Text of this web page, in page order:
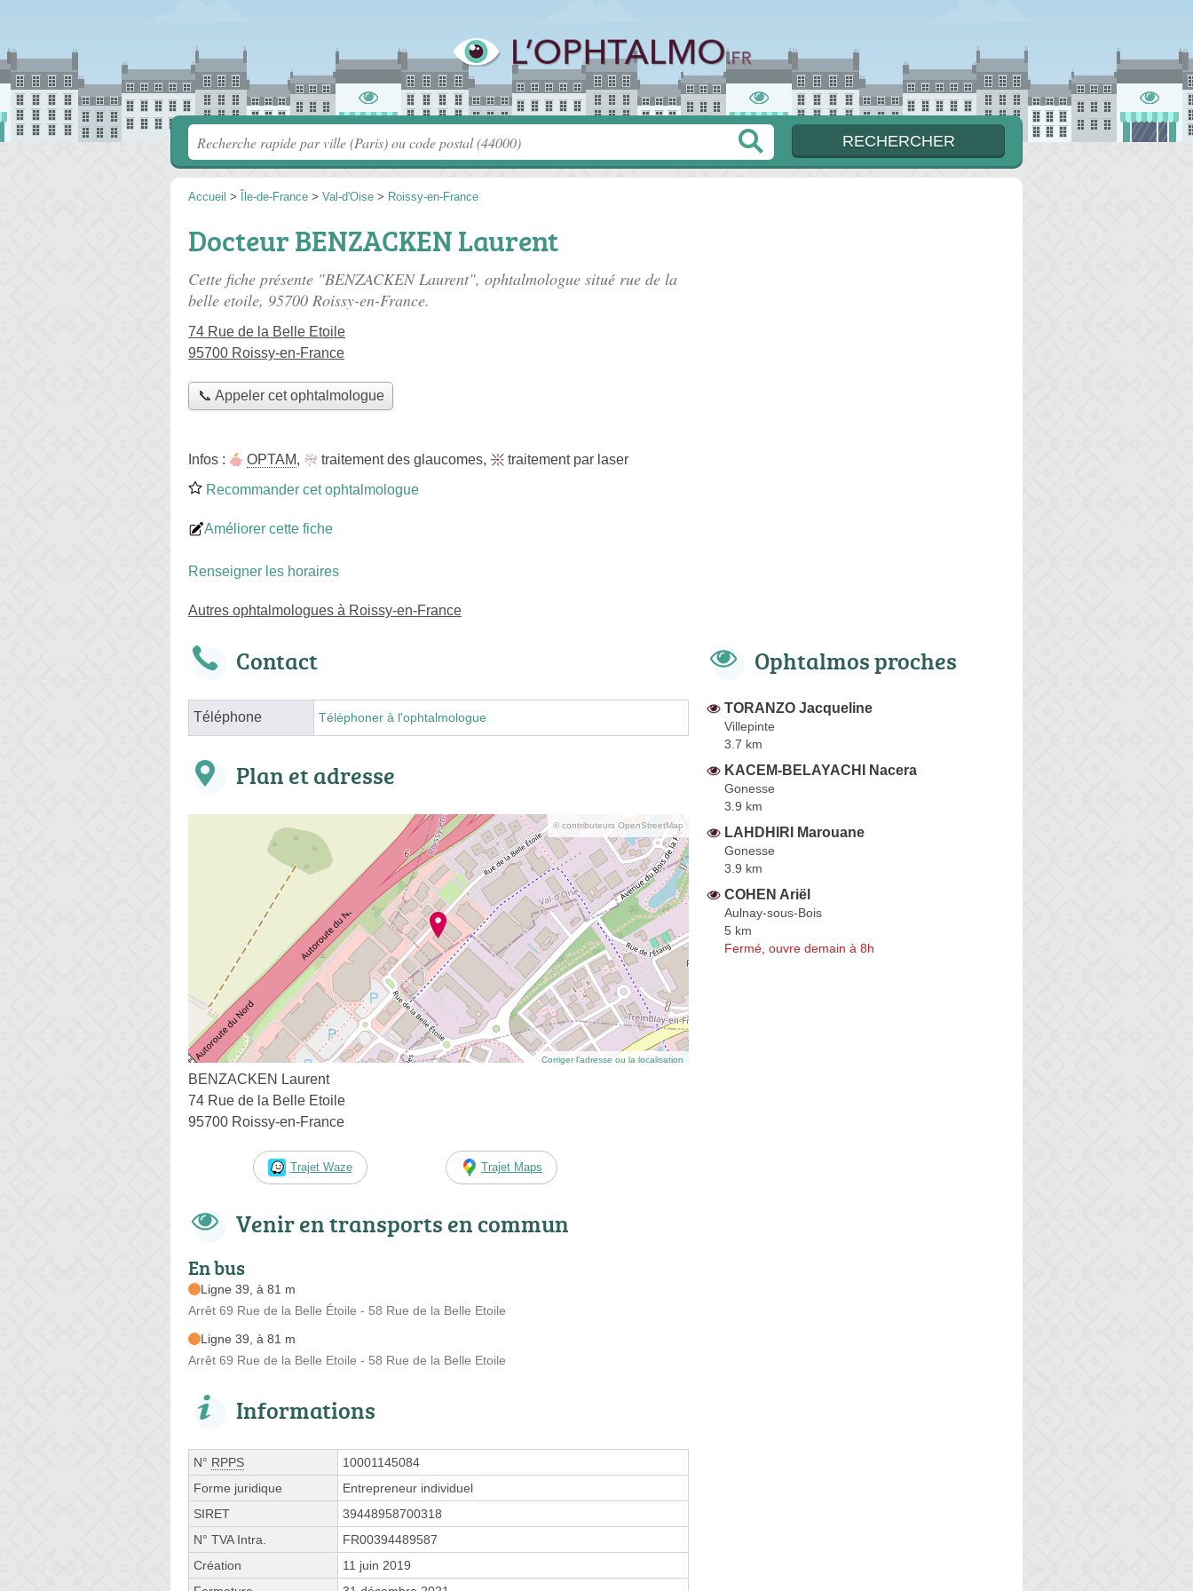
Accueil > Île-de-France > Val-d'Oise > Roissy-en-France
Docteur BENZACKEN Laurent
Cette fiche présente "BENZACKEN Laurent", ophtalmologue situé rue de la
belle etoile, 95700 Roissy-en-France.
74 Rue de la Belle Etoile
95700 Roissy-en-France
📞 Appeler cet ophtalmologue
Infos : OPTAM, traitement des glaucomes,
traitement par laser
Recommander cet ophtalmologue
Améliorer cette fiche
Renseigner les horaires
Autres ophtalmologues à Roissy-en-France
Contact
Téléphone Téléphoner à l'ophtalmologue
Plan et adresse
© contributeurs OpenStreetMap
Corriger l’adresse ou la localisation
BENZACKEN Laurent
74 Rue de la Belle Etoile
95700 Roissy-en-France
Trajet Waze Trajet Maps
Venir en transports en commun
En bus
Ligne 39, à 81 m
Arrêt 69 Rue de la Belle Étoile - 58 Rue de la Belle Etoile
Ligne 39, à 81 m
Arrêt 69 Rue de la Belle Etoile - 58 Rue de la Belle Etoile
Informations
N° RPPS
10001145084
Forme juridique
Entrepreneur individuel
SIRET
39448958700318
N° TVA Intra.
FR00394489587
Création
11 juin 2019
Ophtalmos proches
TORANZO Jacqueline
Villepinte
3.7 km
KACEM-BELAYACHI Nacera
Gonesse
3.9 km
LAHDHIRI Marouane
Gonesse
3.9 km
COHEN Ariël
Aulnay-sous-Bois
5 km
Fermé, ouvre demain à 8h